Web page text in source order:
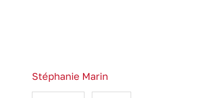
Stéphanie Marin